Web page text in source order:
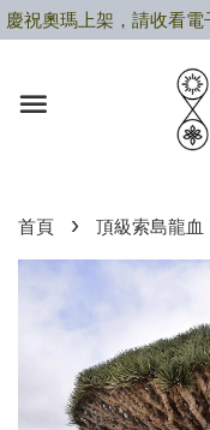
慶祝奧瑪上架，請收看
首頁 › 頂級索島龍血